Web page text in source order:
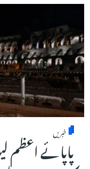
خبریں
پاپائے اعظم